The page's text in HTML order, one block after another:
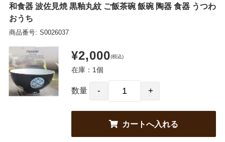
和食器 波佐見焼 黒釉丸紋 ご飯茶碗 飯碗 陶器 食器 うつわ
おうち
商品番号: S0026037
¥2,000(税込)
在庫：1個
数量